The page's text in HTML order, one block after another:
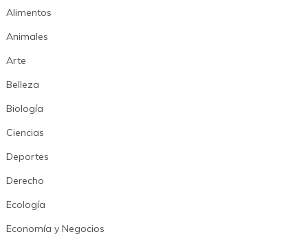
Alimentos
Animales
Arte
Belleza
Biología
Ciencias
Deportes
Derecho
Ecología
Economía y Negocios